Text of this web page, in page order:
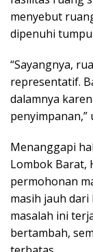
menyebut
dipenuhi
“Sayangnya,
representatif.
dalamnya
penyimpanan,”
Menanggapi
Lombok Barat,
permohonan
masih jauh dari
masalah ini
bertambah,